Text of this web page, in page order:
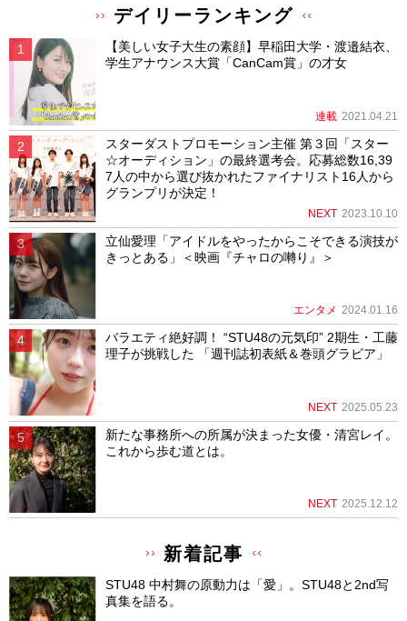
デイリーランキング
【美しい女子大生の素顔】早稲田大学・渡邉結衣、
学生アナウンス大賞「CanCam賞」の才女
連載 2021.04.21
スターダストプロモーション主催 第３回「スター
☆オーディション」の最終選考会。応募総数16,39
7人の中から選び抜かれたファイナリスト16人から
グランプリが決定！
NEXT 2023.10.10
立仙愛理「アイドルをやったからこそできる演技が
きっとある」＜映画『チャロの囀り』＞
エンタメ 2024.01.16
バラエティ絶好調！ “STU48の元気印” 2期生・工藤
理子が挑戦した 「週刊誌初表紙＆巻頭グラビア」
NEXT 2025.05.23
新たな事務所への所属が決まった女優・清宮レイ。
これから歩む道とは。
NEXT 2025.12.12
新着記事
STU48 中村舞の原動力は「愛」。STU48と2nd写
真集を語る。